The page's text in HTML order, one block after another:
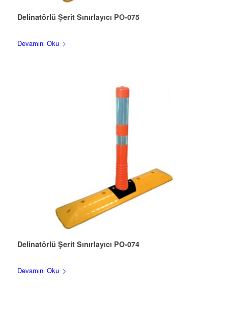
Delinatörlü Şerit Sınırlayıcı PO-075
Devamını Oku
Delinatörlü Şerit Sınırlayıcı PO-074
Devamını Oku